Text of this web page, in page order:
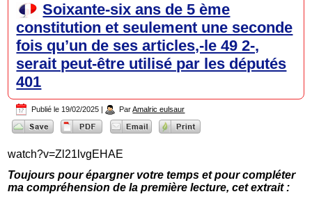
Soixante-six ans de 5 ème
constitution et seulement une seconde
fois qu’un de ses articles,-le 49 2-,
serait peut-être utilisé par les députés
401
Publié le 19/02/2025 | Par Amalric eulsaur
watch?v=Zl21lvgEHAE
Toujours pour épargner votre temps et pour compléter
ma compréhension de la première lecture, cet extrait :